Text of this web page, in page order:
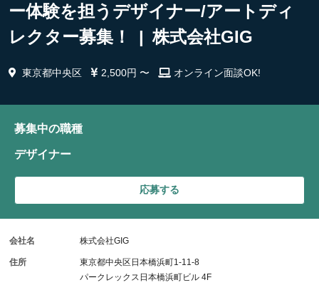
ー体験を担うデザイナー/アートディ
レクター募集！ | 株式会社GIG
東京都中央区 2,500円 〜 オンライン面談OK!
募集中の職種
デザイナー
応募する
会社名 株式会社GIG
住所
東京都中央区日本橋浜町1-11-8
パークレックス日本橋浜町ビル 4F